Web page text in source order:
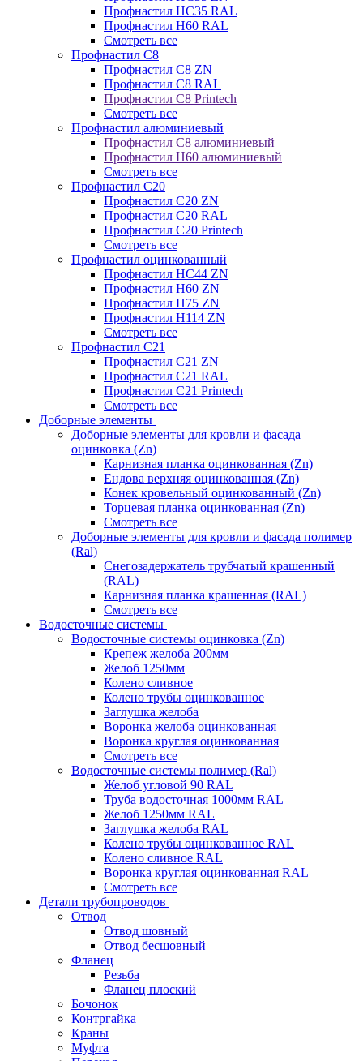
Профнастил НС35 RAL
Профнастил Н60 RAL
Смотреть все
Профнастил C8
Профнастил С8 ZN
Профнастил С8 RAL
Профнастил С8 Printech
Смотреть все
Профнастил алюминиевый
Профнастил С8 алюминиевый
Профнастил Н60 алюминиевый
Смотреть все
Профнастил C20
Профнастил С20 ZN
Профнастил С20 RAL
Профнастил С20 Printech
Смотреть все
Профнастил оцинкованный
Профнастил НС44 ZN
Профнастил Н60 ZN
Профнастил Н75 ZN
Профнастил Н114 ZN
Смотреть все
Профнастил C21
Профнастил С21 ZN
Профнастил С21 RAL
Профнастил С21 Printech
Смотреть все
Доборные элементы
Доборные элементы для кровли и фасада
оцинковка (Zn)
Карнизная планка оцинкованная (Zn)
Ендова верхняя оцинкованная (Zn)
Конек кровельный оцинкованный (Zn)
Торцевая планка оцинкованная (Zn)
Смотреть все
Доборные элементы для кровли и фасада полимер
(Ral)
Снегозадержатель трубчатый крашенный
(RAL)
Карнизная планка крашенная (RAL)
Смотреть все
Водосточные системы
Водосточные системы оцинковка (Zn)
Крепеж желоба 200мм
Желоб 1250мм
Колено сливное
Колено трубы оцинкованное
Заглушка желоба
Воронка желоба оцинкованная
Воронка круглая оцинкованная
Смотреть все
Водосточные системы полимер (Ral)
Желоб угловой 90 RAL
Труба водосточная 1000мм RAL
Желоб 1250мм RAL
Заглушка желоба RAL
Колено трубы оцинкованное RAL
Колено сливное RAL
Воронка круглая оцинкованная RAL
Смотреть все
Детали трубопроводов
Отвод
Отвод шовный
Отвод бесшовный
Фланец
Резьба
Фланец плоский
Бочонок
Контргайка
Краны
Муфта